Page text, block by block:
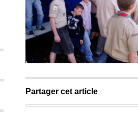
Partager cet article